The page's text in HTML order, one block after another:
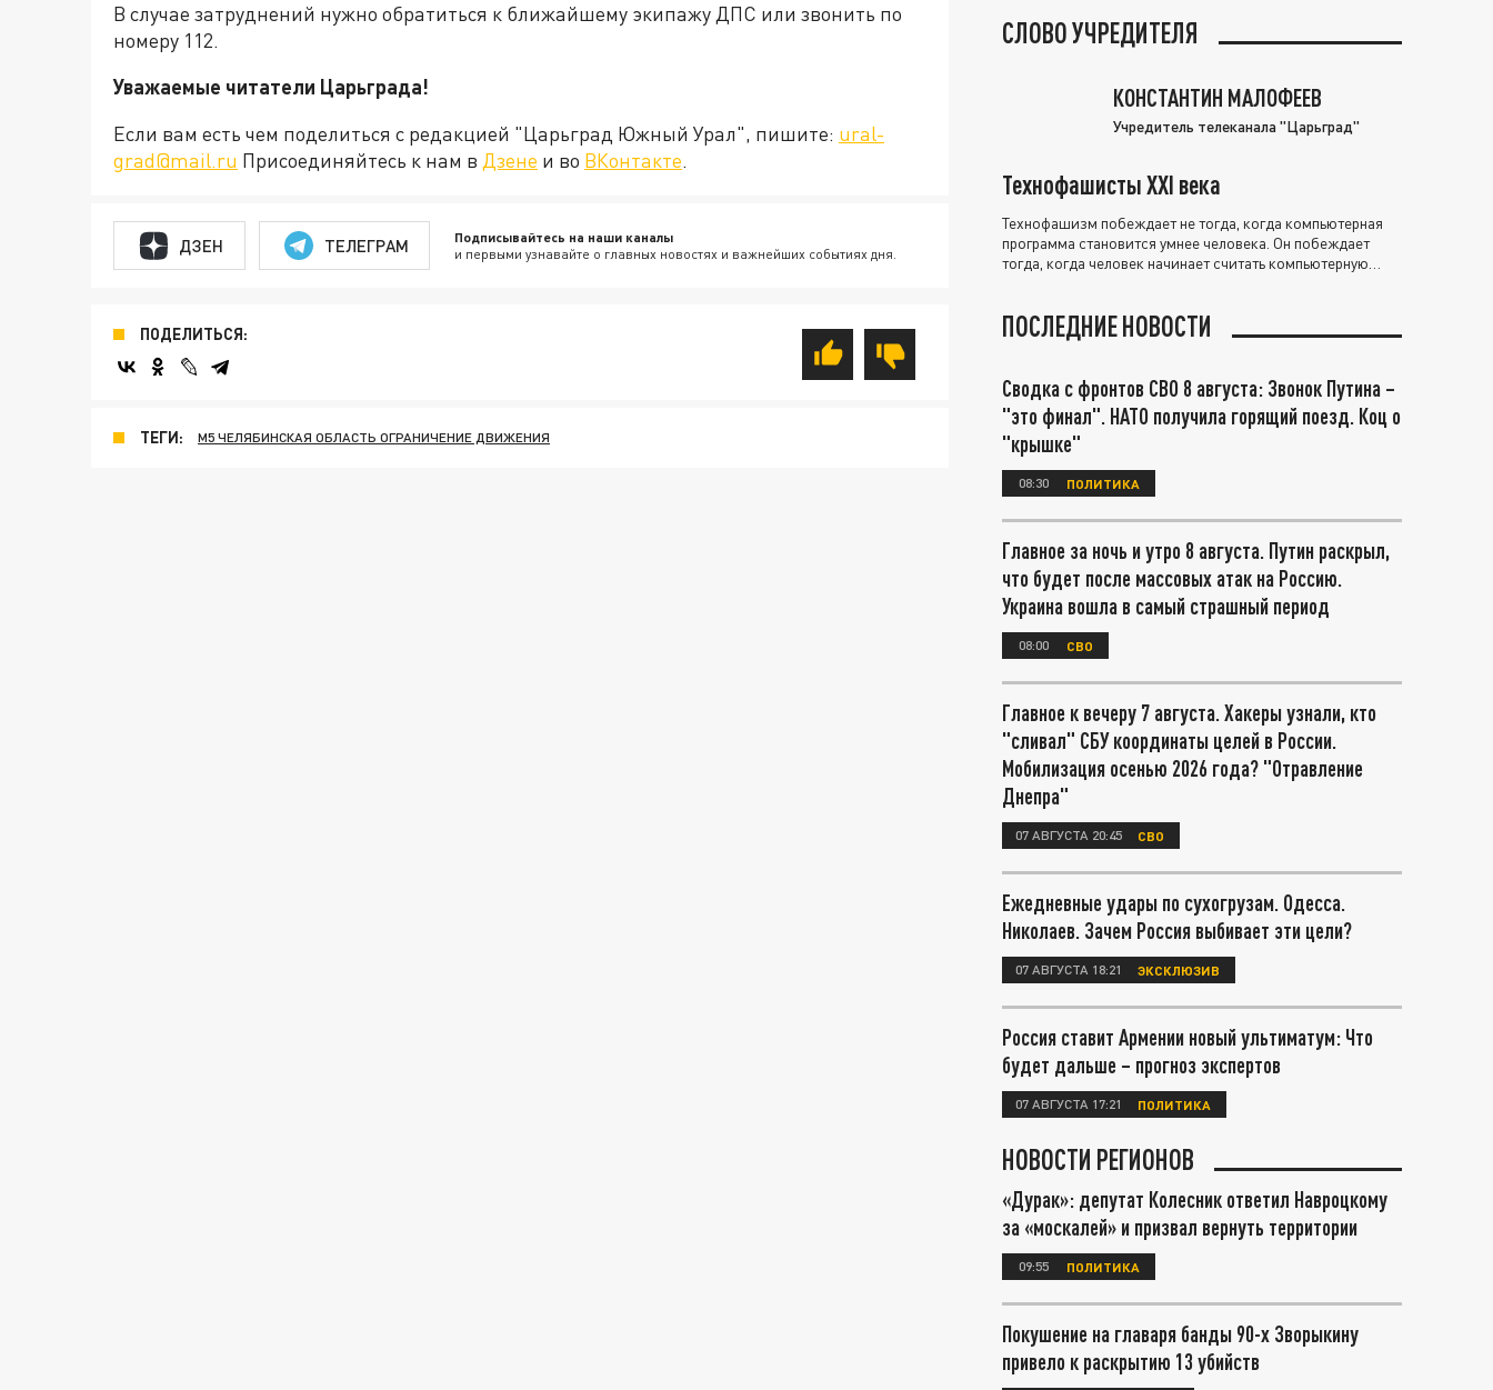
В случае затруднений нужно обратиться к ближайшему экипажу ДПС или звонить по
номеру 112.
Уважаемые читатели Царьграда!
Если вам есть чем поделиться с редакцией "Царьград Южный Урал", пишите: ural-
grad@mail.ru Присоединяйтесь к нам в Дзене и во ВКонтакте.
ДЗЕН ТЕЛЕГРАМ Подписывайтесь на наши каналы
и первыми узнавайте о главных новостях и важнейших событиях дня.
ПОДЕЛИТЬСЯ:
ТЕГИ: М5 ЧЕЛЯБИНСКАЯ ОБЛАСТЬ ОГРАНИЧЕНИЕ ДВИЖЕНИЯ
СЛОВО УЧРЕДИТЕЛЯ
КОНСТАНТИН МАЛОФЕЕВ
Учредитель телеканала "Царьград"
Технофашисты XXI века
Технофашизм побеждает не тогда, когда компьютерная
программа становится умнее человека. Он побеждает
тогда, когда человек начинает считать компьютерную
ПОСЛЕДНИЕ НОВОСТИ
Сводка с фронтов СВО 8 августа: Звонок Путина –
"это финал". НАТО получила горящий поезд. Коц о
"крышке"
08:30 ПОЛИТИКА
Главное за ночь и утро 8 августа. Путин раскрыл,
что будет после массовых атак на Россию.
Украина вошла в самый страшный период
08:00 СВО
Главное к вечеру 7 августа. Хакеры узнали, кто
"сливал" СБУ координаты целей в России.
Мобилизация осенью 2026 года? "Отравление
Днепра"
07 АВГУСТА 20:45 СВО
Ежедневные удары по сухогрузам. Одесса.
Николаев. Зачем Россия выбивает эти цели?
07 АВГУСТА 18:21 ЭКСКЛЮЗИВ
Россия ставит Армении новый ультиматум: Что
будет дальше – прогноз экспертов
07 АВГУСТА 17:21 ПОЛИТИКА
НОВОСТИ РЕГИОНОВ
«Дурак»: депутат Колесник ответил Навроцкому
за «москалей» и призвал вернуть территории
09:55 ПОЛИТИКА
Покушение на главаря банды 90-х Зворыкину
привело к раскрытию 13 убийств